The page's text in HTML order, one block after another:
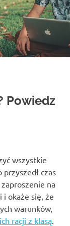
Powiedz
wszystkie
czas
na
i okaże się, że
warunków,
racji z klasą